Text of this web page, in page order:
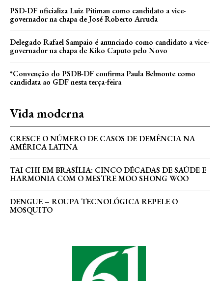
PSD-DF oficializa Luiz Pitiman como candidato a vice-
governador na chapa de José Roberto Arruda
Delegado Rafael Sampaio é anunciado como candidato a vice-
governador na chapa de Kiko Caputo pelo Novo
*Convenção do PSDB-DF confirma Paula Belmonte como
candidata ao GDF nesta terça-feira
Vida moderna
CRESCE O NÚMERO DE CASOS DE DEMÊNCIA NA
AMÉRICA LATINA
TAI CHI EM BRASÍLIA: CINCO DÉCADAS DE SAÚDE E
HARMONIA COM O MESTRE MOO SHONG WOO
DENGUE – ROUPA TECNOLÓGICA REPELE O
MOSQUITO